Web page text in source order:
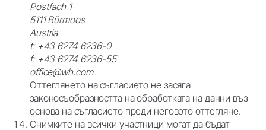
Postfach 1
5111 Bürmoos
Austria
t: +43 6274 6236-0
f: +43 6274 6236-55
office@wh.com
Оттеглянето на съгласието не засяга
законосъобразността на обработката на данни въз
основа на съгласието преди неговото оттегляне.
Снимките на всички участници могат да бъдат